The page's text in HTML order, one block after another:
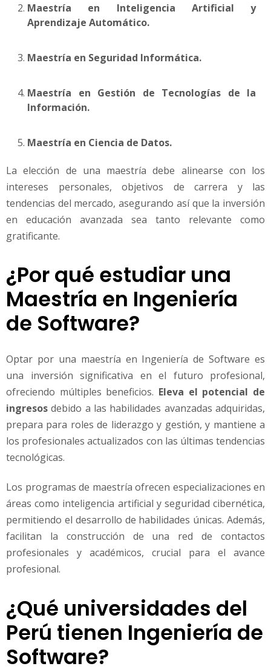
Maestría en Inteligencia Artificial y
Aprendizaje Automático.
Maestría en Seguridad Informática.
Maestría en Gestión de Tecnologías de la
Información.
Maestría en Ciencia de Datos.
La elección de una maestría debe alinearse con los
intereses personales, objetivos de carrera y las
tendencias del mercado, asegurando así que la inversión
en educación avanzada sea tanto relevante como
gratificante.
¿Por qué estudiar una
Maestría en Ingeniería
de Software?
Optar por una maestría en Ingeniería de Software es
una inversión significativa en el futuro profesional,
ofreciendo múltiples beneficios. Eleva el potencial de
ingresos debido a las habilidades avanzadas adquiridas,
prepara para roles de liderazgo y gestión, y mantiene a
los profesionales actualizados con las últimas tendencias
tecnológicas.
Los programas de maestría ofrecen especializaciones en
áreas como inteligencia artificial y seguridad cibernética,
permitiendo el desarrollo de habilidades únicas. Además,
facilitan la construcción de una red de contactos
profesionales y académicos, crucial para el avance
profesional.
¿Qué universidades del
Perú tienen Ingeniería de
Software?